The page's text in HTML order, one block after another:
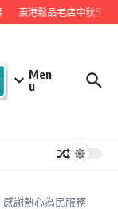
東港鬆品老店中秋早鳥
Men
u
謝熱心為民服務